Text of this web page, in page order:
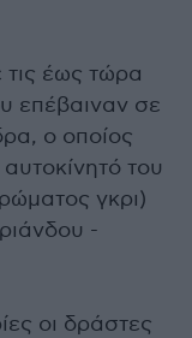
τις έως τώρα
επέβαιναν σε
ο οποίος
του
γκρι)
-
οι δράστες